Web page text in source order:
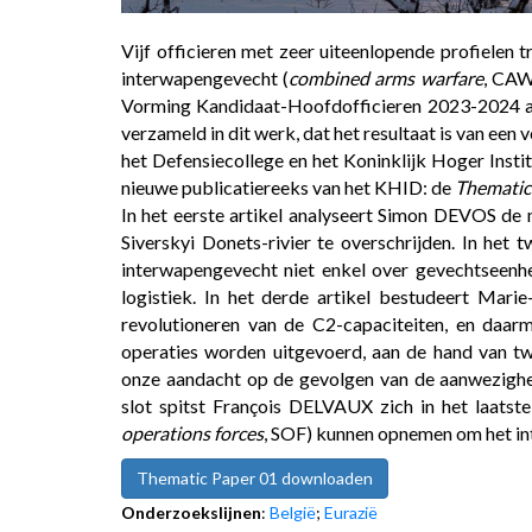
Vijf officieren met zeer uiteenlopende profielen
interwapengevecht (combined arms warfare,
Vorming Kandidaat-Hoofdofficieren 2023-2024
verzameld in dit werk, dat het resultaat is van een
het Defensiecollege en het Koninklijk Hoger
nieuwe publicatiereeks van het KHID: de
In het eerste artikel analyseert Simon DEVOS
Siverskyi Donets-rivier te overschrijden. In het
interwapengevecht niet enkel over
logistiek. In het derde artikel bestudeert
revolutioneren van de C2-capaciteiten, en
operaties worden uitgevoerd, aan de hand van
onze aandacht op de gevolgen van de
slot spitst François DELVAUX zich in het
operations forces, SOF) kunnen opnemen om het
Thematic Paper 01 downloaden
Onderzoekslijnen: België; Eurazië